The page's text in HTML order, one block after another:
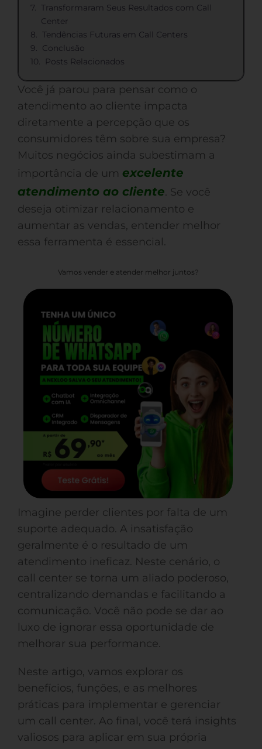
Transformaram Seus Resultados com Call
Center
Tendências Futuras em Call Centers
Conclusão
Posts Relacionados
Você já parou para pensar como o
atendimento ao cliente impacta
diretamente a percepção que os
consumidores têm sobre sua empresa?
Muitos negócios ainda subestimam a
importância de um excelente
atendimento ao cliente. Se você
deseja otimizar relacionamento e
aumentar as vendas, entender melhor
essa ferramenta é essencial.
Vamos vender e atender melhor juntos?
Imagine perder clientes por falta de um
suporte adequado. A insatisfação
geralmente é o resultado de um
atendimento ineficaz. Neste cenário, o
call center se torna um aliado poderoso,
centralizando demandas e facilitando a
comunicação. Você não pode se dar ao
luxo de ignorar essa oportunidade de
melhorar sua performance.
Neste artigo, vamos explorar os
benefícios, funções, e as melhores
práticas para implementar e gerenciar
um call center. Ao final, você terá insights
valiosos para aplicar em sua própria